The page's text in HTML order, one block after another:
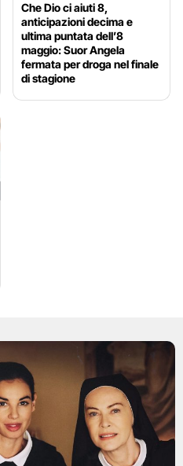
Che Dio ci aiuti 8,
anticipazioni decima e
ultima puntata dell’8
maggio: Suor Angela
fermata per droga nel finale
di stagione